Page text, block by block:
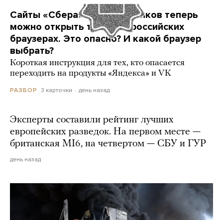
Сайты «Сбера» и других банков теперь
можно открыть только в российских
браузерах. Это опасно? И какой браузер
выбрать?
Короткая инструкция для тех, кто опасается
переходить на продукты «Яндекса» и VK
РАЗБОР 3 карточки день назад
Эксперты составили рейтинг лучших
европейских разведок. На первом месте —
британская MI6, на четвертом — СБУ и ГУР
день назад